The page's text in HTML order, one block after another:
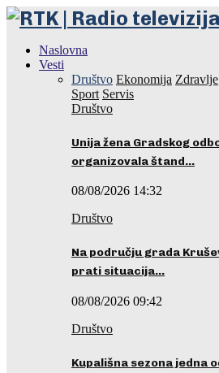
Naslovna
Vesti
Društvo Ekonomija Zdravlje
Sport Servis
Društvo
Unija žena Gradskog
organizovala štand…
08/08/2026 14:32
Društvo
Na području grada
prati situacija…
08/08/2026 09:42
Društvo
Kupališna sezona jedna